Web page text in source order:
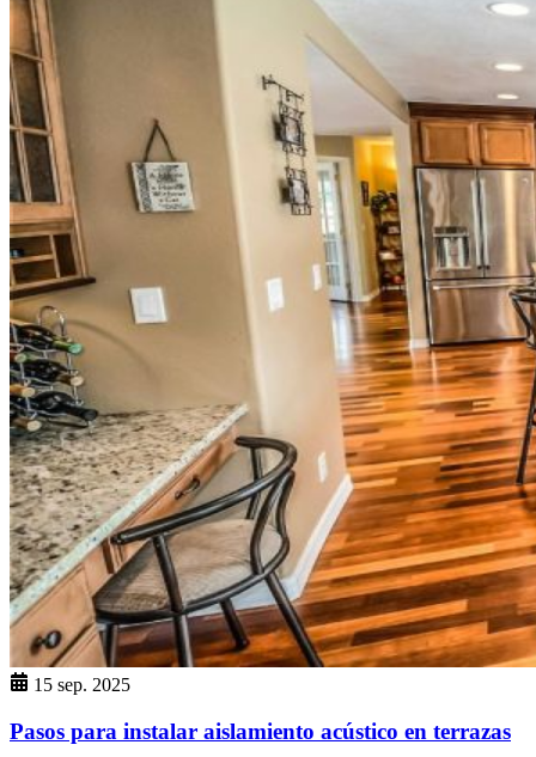
15 sep. 2025
Pasos para instalar aislamiento acústico en terrazas